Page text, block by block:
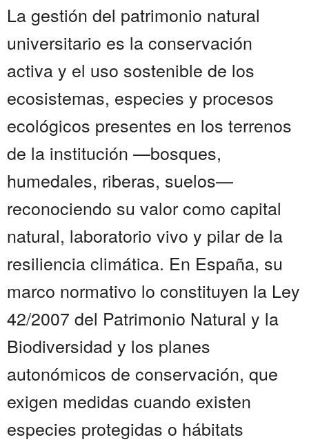
La gestión del patrimonio natural
universitario es la conservación
activa y el uso sostenible de los
ecosistemas, especies y procesos
ecológicos presentes en los terrenos
de la institución —bosques,
humedales, riberas, suelos—
reconociendo su valor como capital
natural, laboratorio vivo y pilar de la
resiliencia climática. En España, su
marco normativo lo constituyen la Ley
42/2007 del Patrimonio Natural y la
Biodiversidad y los planes
autonómicos de conservación, que
exigen medidas cuando existen
especies protegidas o hábitats